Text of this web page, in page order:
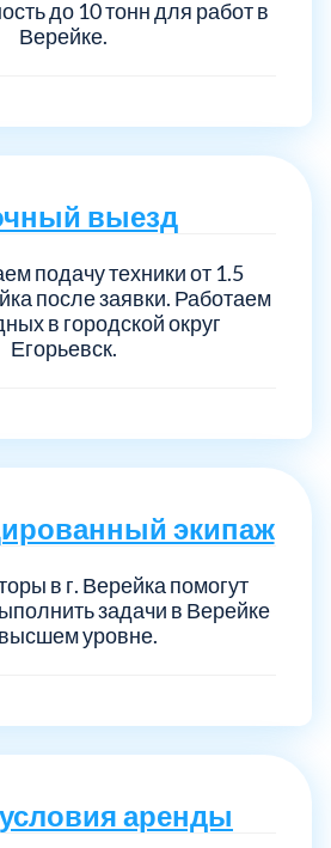
до 10 тонн для работ в
Верейке.
выезд
подачу техники от 1.5
после заявки. Работаем
в городской округ
Егорьевск.
экипаж
в г. Верейка помогут
задачи в Верейке
уровне.
аренды